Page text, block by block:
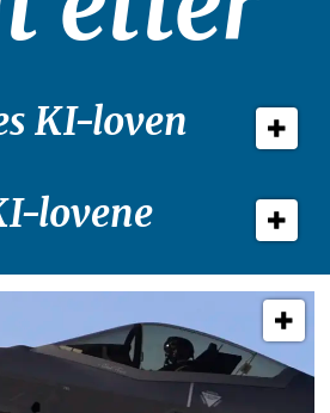
KI-loven
lovene